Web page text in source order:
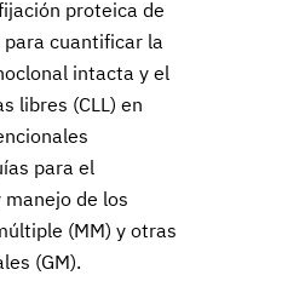
proteica de
para cuantificar la
intacta y el
libres (CLL) en
para el
de los
(MM) y otras
(GM).